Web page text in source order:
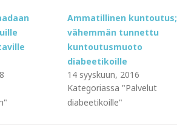
Ammatillinen kuntoutus;
vähemmän tunnettu
kuntoutusmuoto
diabeetikoille
14 syyskuun, 2016
Kategoriassa "Palvelut
diabeetikoille"